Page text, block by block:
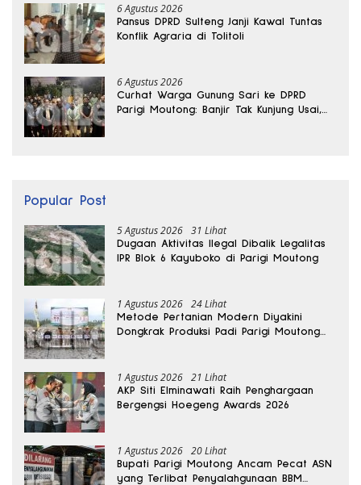
6 Agustus 2026
Pansus DPRD Sulteng Janji Kawal Tuntas
Konflik Agraria di Tolitoli
6 Agustus 2026
Curhat Warga Gunung Sari ke DPRD
Parigi Moutong: Banjir Tak Kunjung Usai,
Popular Post
5 Agustus 2026 31 Lihat
Dugaan Aktivitas Ilegal Dibalik Legalitas
IPR Blok 6 Kayuboko di Parigi Moutong
1 Agustus 2026 24 Lihat
Metode Pertanian Modern Diyakini
Dongkrak Produksi Padi Parigi Moutong
1 Agustus 2026 21 Lihat
AKP Siti Elminawati Raih Penghargaan
Bergengsi Hoegeng Awards 2026
1 Agustus 2026 20 Lihat
Bupati Parigi Moutong Ancam Pecat ASN
yang Terlibat Penyalahgunaan BBM